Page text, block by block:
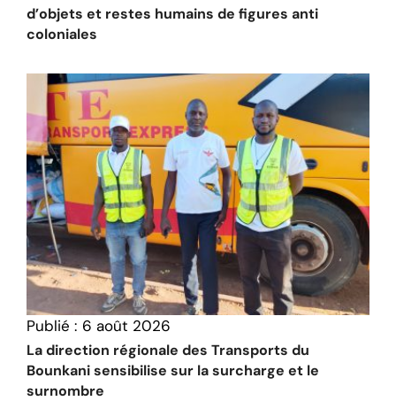
d’objets et restes humains de figures anti
coloniales
Publié : 6 août 2026
La direction régionale des Transports du
Bounkani sensibilise sur la surcharge et le
surnombre